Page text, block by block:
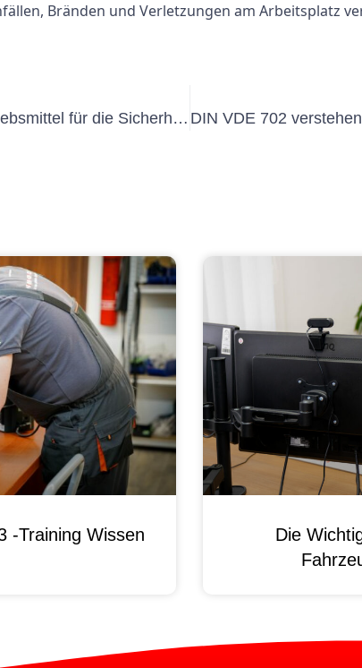
Bränden und Verletzungen am Arbeitsplatz
Die Bedeutung elektrischer UVV-Betriebsmittel für die Sicherheit am Arbeitsplatz verstehen
-Training Wissen
Die